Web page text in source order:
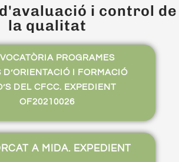
i control de
la qualitat
PROGRAMES
D’ORIENTACIÓ I FORMACIÓ
DEL CFCC. EXPEDIENT
OF20210026
A MIDA. EXPEDIENT